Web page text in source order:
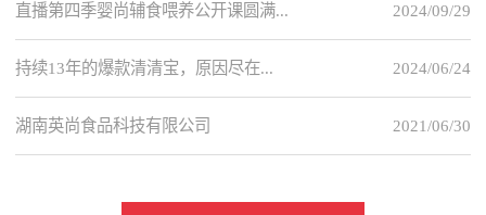
2024/09/29
直播第四季婴尚辅食喂养公开课圆满...
2024/06/24
持续13年的爆款清清宝，原因尽在...
2021/06/30
湖南英尚食品科技有限公司